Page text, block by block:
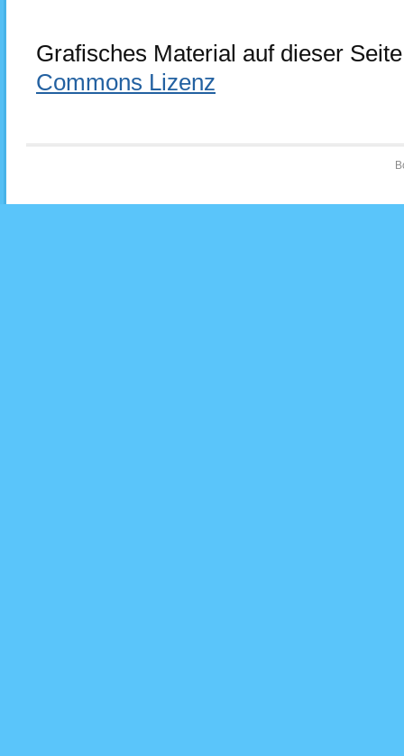
Grafisches Material auf dieser
Commons Lizenz